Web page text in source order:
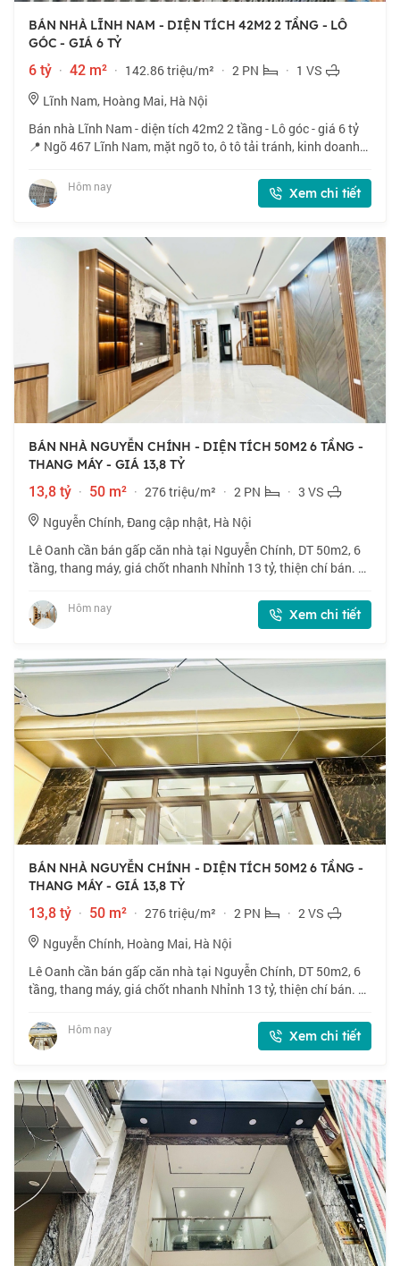
BÁN NHÀ LĨNH NAM - DIỆN TÍCH 42M2 2 TẦNG - LÔ
GÓC - GIÁ 6 TỶ
6 tỷ · 42 m² · 142.86 triệu/m² · 2 PN · 1 VS
Lĩnh Nam, Hoàng Mai, Hà Nội
Bán nhà Lĩnh Nam - diện tích 42m2 2 tầng - Lô góc - giá 6 tỷ
📍 Ngõ 467 Lĩnh Nam, mặt ngõ to, ô tô tải tránh, kinh doanh
Nhỉnh 6 tỷ. 📜 Sổ đỏ cất
Hôm nay Xem chi tiết
BÁN NHÀ NGUYỄN CHÍNH - DIỆN TÍCH 50M2 6 TẦNG -
THANG MÁY - GIÁ 13,8 TỶ
13,8 tỷ · 50 m² · 276 triệu/m² · 2 PN · 3 VS
Nguyễn Chính, Đang cập nhật, Hà Nội
Lê Oanh cần bán gấp căn nhà tại Nguyễn Chính, DT 50m2, 6
tầng, thang máy, giá chốt nhanh Nhỉnh 13 tỷ, thiện chí bán. 📍
50m2 x 6 tầng, mặt tiền
Hôm nay Xem chi tiết
BÁN NHÀ NGUYỄN CHÍNH - DIỆN TÍCH 50M2 6 TẦNG -
THANG MÁY - GIÁ 13,8 TỶ
13,8 tỷ · 50 m² · 276 triệu/m² · 2 PN · 2 VS
Nguyễn Chính, Hoàng Mai, Hà Nội
Lê Oanh cần bán gấp căn nhà tại Nguyễn Chính, DT 50m2, 6
tầng, thang máy, giá chốt nhanh Nhỉnh 13 tỷ, thiện chí bán. 📍
50m2 x 6 tầng, mặt tiền
Hôm nay Xem chi tiết